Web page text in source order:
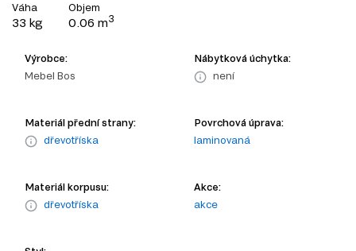
Váha
33 kg
Objem
0.06 m3
Výrobce:
Mebel Bos
Nábytková úchytka:
není
Materiál přední strany:
dřevotříska
Povrchová úprava:
laminovaná
Materiál korpusu:
dřevotříska
Akce:
akce